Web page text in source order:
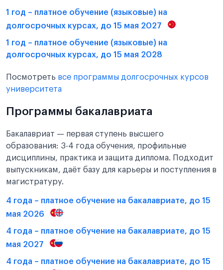
1 год – платное обучение (языковые) на
долгосрочных курсах, до 15 мая 2027
1 год – платное обучение (языковые) на
долгосрочных курсах, до 15 мая 2028
Посмотреть все программы долгосрочных курсов
университета
Программы бакалавриата
Бакалавриат — первая ступень высшего
образования: 3-4 года обучения, профильные
дисциплины, практика и защита диплома. Подходит
выпускникам, даёт базу для карьеры и поступления в
магистратуру.
4 года – платное обучение на бакалавриате, до 15
мая 2026
4 года – платное обучение на бакалавриате, до 15
мая 2027
4 года – платное обучение на бакалавриате, до 15